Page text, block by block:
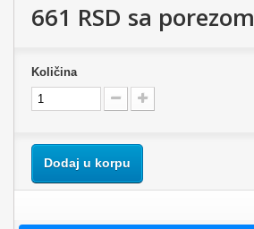
661 RSD sa porezom
Količina
Dodaj u korpu